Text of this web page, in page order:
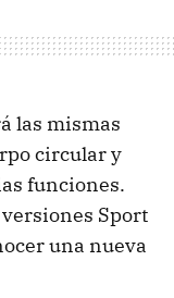
las mismas
circular y
funciones.
Sport
una nueva